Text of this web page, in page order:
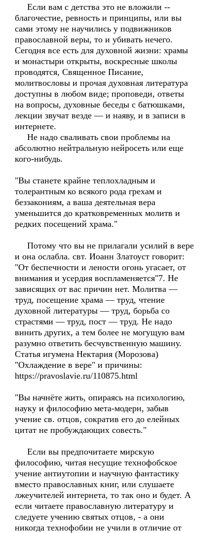
Если вам с детства это не вложили --
благочестие, ревность и принципы, или вы
сами этому не научились у подвижников
православной веры, то и убивать нечего.
Сегодня все есть для духовной жизни: храмы
и монастыри открыты, воскресные школы
проводятся, Священное Писание,
молитвословы и прочая духовная литература
доступны в любом виде; проповеди, ответы
на вопросы, духовные беседы с батюшками,
лекции звучат везде — и наяву, и в записи в
интернете.
Не надо сваливать свои проблемы на
абсолютно нейтральную нейросеть или еще
кого-нибудь.
"Вы станете крайне теплохладным и
толерантным ко всякого рода грехам и
беззакониям, а ваша деятельная вера
уменьшится до кратковременных молитв и
редких посещений храма."
Потому что вы не прилагали усилий в вере
и она ослабла. свт. Иоанн Златоуст говорит:
"От беспечности и лености огонь угасает, от
внимания и усердия воспламеняется"7. Не
зависящих от вас причин нет. Молитва —
труд, посещение храма — труд, чтение
духовной литературы — труд, борьба со
страстями — труд, пост — труд. Не надо
винить других, а тем более не могущую вам
разумно ответить бесчувственную машину.
Статья игумена Нектария (Морозова)
"Охлаждение в вере" и причины:
https://pravoslavie.ru/110875.html
"Вы начнёте жить, опираясь на психологию,
науку и философию мета-модерн, забыв
учение св. отцов, сократив его до елейных
цитат не пробуждающих совесть."
Если вы предпочитаете мирскую
философию, читая несущие технофобское
учение антиутопии и научную фантастику
вместо православных книг, или слушаете
лжеучителей интернета, то так оно и будет. А
если читаете православную литературу и
следуете учению святых отцов, - а они
никогда технофобии не учили в отличие от